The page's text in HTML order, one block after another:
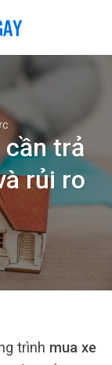
cần trả
rủi ro
trình mua xe